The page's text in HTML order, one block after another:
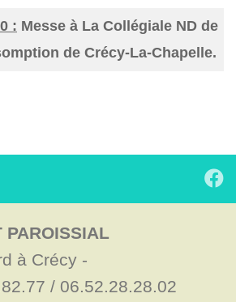
: Messe à La Collégiale ND de
de Crécy-La-Chapelle.
PAROISSIAL
à Crécy -
/ 06.52.28.28.02